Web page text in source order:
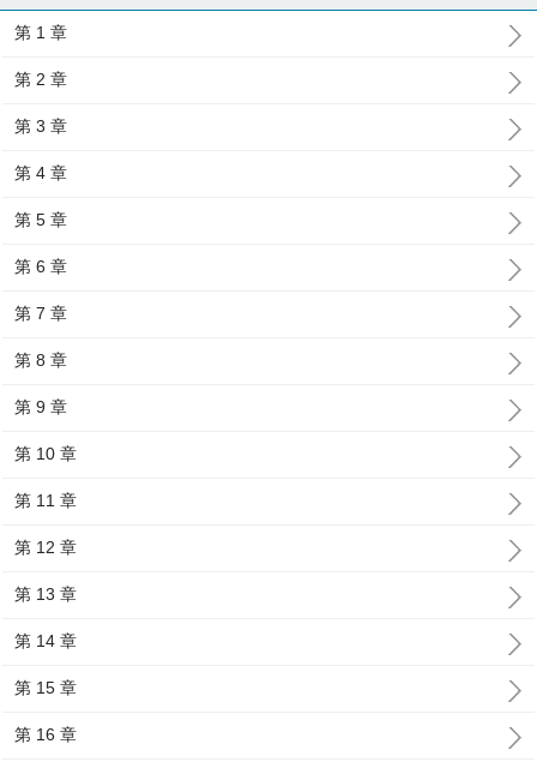
第 1 章
第 2 章
第 3 章
第 4 章
第 5 章
第 6 章
第 7 章
第 8 章
第 9 章
第 10 章
第 11 章
第 12 章
第 13 章
第 14 章
第 15 章
第 16 章